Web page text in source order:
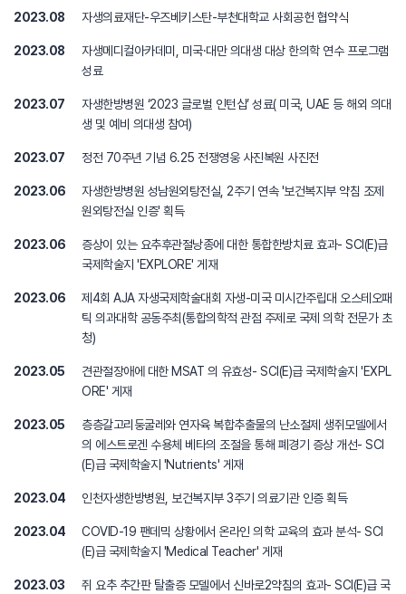
2023.08 자생의료재단-우즈베키스탄-부천대학교 사회공헌 협약식
2023.08
자생메디컬아카데미, 미국·대만 의대생 대상 한의학 연수 프로그램
성료
2023.07
자생한방병원 ‘2023 글로벌 인턴십’ 성료( 미국, UAE 등 해외 의대
생 및 예비 의대생 참여)
2023.07 정전 70주년 기념 6.25 전쟁영웅 사진복원 사진전
2023.06
자생한방병원 성남원외탕전실, 2주기 연속 '보건복지부 약침 조제
원외탕전실 인증' 획득
2023.06
증상이 있는 요추후관절낭종에 대한 통합한방치료 효과- SCI(E)급
국제학술지 'EXPLORE' 게재
2023.06
제4회 AJA 자생국제학술대회 자생-미국 미시간주립대 오스테오패
틱 의과대학 공동주최(통합의학적 관점 주제로 국제 의학 전문가 초
청)
2023.05
견관절장애에 대한 MSAT 의 유효성- SCI(E)급 국제학술지 'EXPL
ORE' 게재
2023.05
층층갈고리둥굴레와 연자육 복합추출물의 난소절제 생쥐모델에서
의 에스트로겐 수용체 베타의 조절을 통해 폐경기 증상 개선- SCI
(E)급 국제학술지 'Nutrients' 게재
2023.04 인천자생한방병원, 보건복지부 3주기 의료기관 인증 획득
2023.04
COVID-19 팬데믹 상황에서 온라인 의학 교육의 효과 분석- SCI
(E)급 국제학술지 'Medical Teacher' 게재
2023.03
쥐 요추 추간판 탈출증 모델에서 신바로2약침의 효과- SCI(E)급 국